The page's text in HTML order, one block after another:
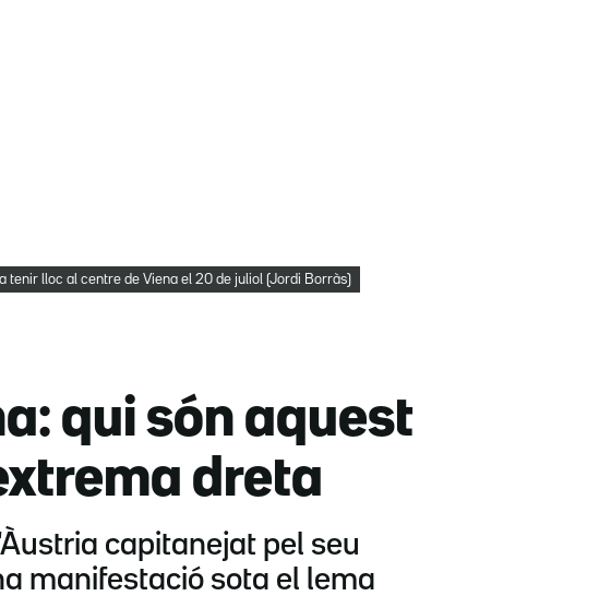
tenir lloc al centre de Viena el 20 de juliol (Jordi Borràs)
qui són aquest
dreta
capitanejat pel seu
manifestació sota el lema